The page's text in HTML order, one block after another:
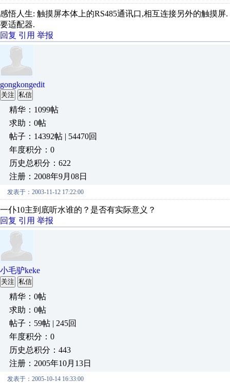
感悟人生: 触摸屏本体上的RS485通讯口,相互连接另外的触摸
要适配器.
回复 引用 举报
gongkongedit
关注 私信
精华：1099帖
求助：0帖
帖子：14392帖 | 54470回
年度积分：0
历史总积分：622
注册：2008年9月08日
发表于：2003-11-12 17:22:00
一仆10主到底听水谁的？是否有实际意义？
回复 引用 举报
小毛驴keke
关注 私信
精华：0帖
求助：0帖
帖子：59帖 | 245回
年度积分：0
历史总积分：443
注册：2005年10月13日
发表于：2005-10-14 16:33:00